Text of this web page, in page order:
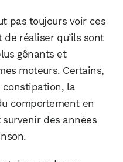
pas toujours voir ces
réaliser qu’ils sont
gênants et
moteurs. Certains,
constipation, la
comportement en
des années